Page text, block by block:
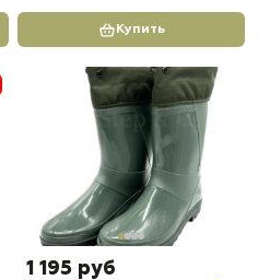
Купить
1 195 руб